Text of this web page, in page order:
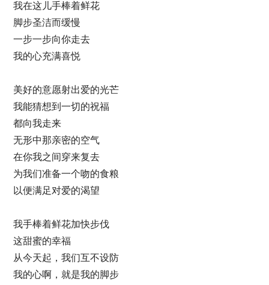
我在这儿手棒着鲜花
脚步圣洁而缓慢
一步一步向你走去
我的心充满喜悦
美好的意愿射出爱的光芒
我能猜想到一切的祝福
都向我走来
无形中那亲密的空气
在你我之间穿来复去
为我们准备一个吻的食粮
以便满足对爱的渴望
我手棒着鲜花加快步伐
这甜蜜的幸福
从今天起，我们互不设防
我的心啊，就是我的脚步